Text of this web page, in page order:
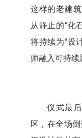
这样的老建筑
从静止的“化
将持续为“设
师融入可持续
仪式最
区，在全场